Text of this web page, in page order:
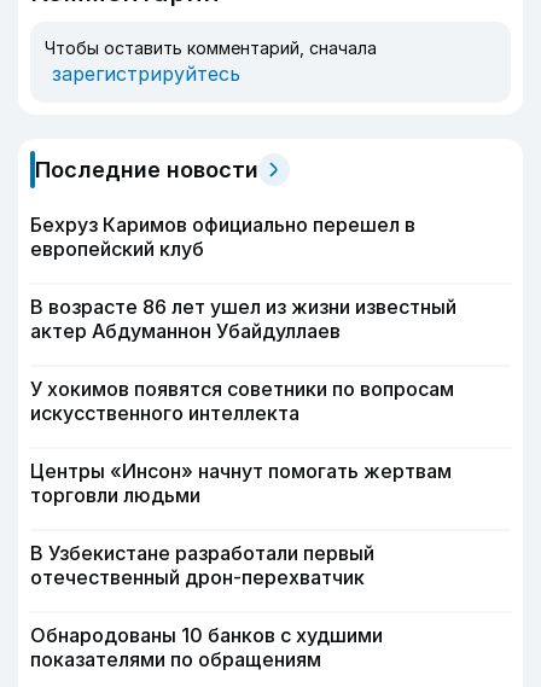
Чтобы оставить комментарий, сначала
зарегистрируйтесь
Последние новости
Бехруз Каримов официально перешел в
европейский клуб
В возрасте 86 лет ушел из жизни известный
актер Абдуманнон Убайдуллаев
У хокимов появятся советники по вопросам
искусственного интеллекта
Центры «Инсон» начнут помогать жертвам
торговли людьми
В Узбекистане разработали первый
отечественный дрон-перехватчик
Обнародованы 10 банков с худшими
показателями по обращениям